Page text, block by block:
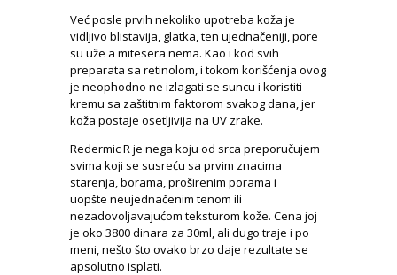
Već posle prvih nekoliko upotreba koža je
vidljivo blistavija, glatka, ten ujednačeniji, pore
su uže a mitesera nema. Kao i kod svih
preparata sa retinolom, i tokom korišćenja ovog
je neophodno ne izlagati se suncu i koristiti
kremu sa zaštitnim faktorom svakog dana, jer
koža postaje osetljivija na UV zrake.
Redermic R je nega koju od srca preporučujem
svima koji se susreću sa prvim znacima
starenja, borama, proširenim porama i
uopšte neujednačenim tenom ili
nezadovoljavajućom teksturom kože. Cena joj
je oko 3800 dinara za 30ml, ali dugo traje i po
meni, nešto što ovako brzo daje rezultate se
apsolutno isplati.